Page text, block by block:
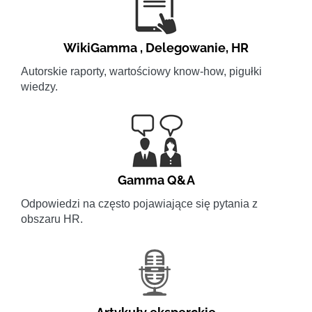
WikiGamma , Delegowanie, HR
Autorskie raporty, wartościowy know-how, pigułki
wiedzy.
Gamma Q&A
Odpowiedzi na często pojawiające się pytania z
obszaru HR.